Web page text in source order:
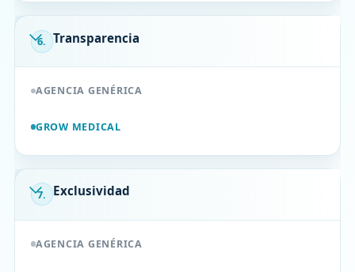
6. Transparencia
AGENCIA GENÉRICA
GROW MEDICAL
7. Exclusividad
AGENCIA GENÉRICA